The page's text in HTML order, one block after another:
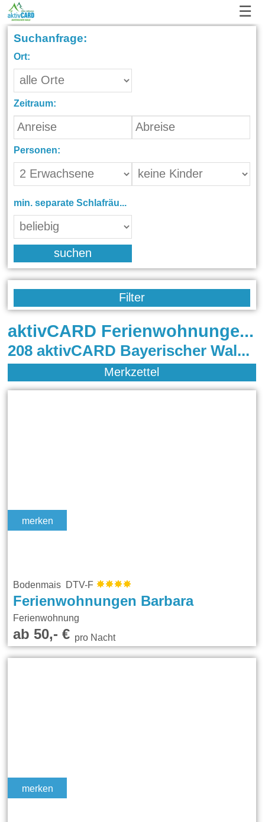
☰
Suchanfrage:
Ort:
Zeitraum:
Personen:
min. separate Schlafräume:
suchen
Filter
aktivCARD Ferienwohnungen im Bayerischen Wald
208 aktivCARD Bayerischer Wald Ferienwohnungen in Bodenmais, Neuschönau, Rinchnach, Freyung, Frauenau, Grafenau, Eppenschlag/ Wolfertschlag, Bayerisch Eisenstein, Mauth, Schönberg, Regen, Zwiesel, Arnbruck, Hohenau, Eppenschlag, Kollnburg, Drachselsried, Viechtach, Neureichenau, Schöfweg / Langfurth, Schöfweg, Rinchnach , Waldkirchen, Langdorf, Kirchberg im Wald
Merkzettel
merken
Bodenmais DTV-F
Ferienwohnungen Barbara
Ferienwohnung
ab 50,- €pro Nacht
merken